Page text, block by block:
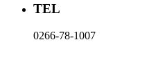
TEL
0266-78-1007